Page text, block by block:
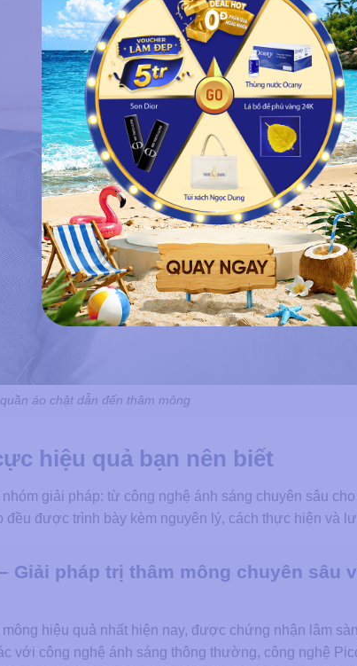
áo chật dẫn đến thâm mông
hiệu quả bạn nên biết
giải pháp: từ công nghệ ánh sáng chuyên sâu
được trình bày kèm nguyên lý, cách thực hiện và
Giải pháp trị thâm mông chuyên sâu
hiệu quả nhất hiện nay, được chứng nhận lâm
với công nghệ ánh sáng thông thường, công nghệ